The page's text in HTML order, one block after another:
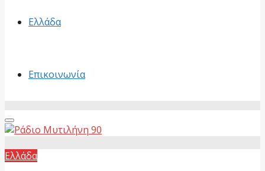
Ελλάδα
Επικοινωνία
Primary
Menu
Ελλάδα